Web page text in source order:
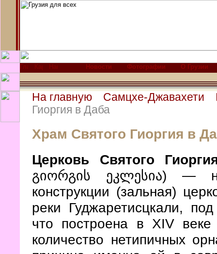
Новости Фотографии О Грузии
На главную Самцхе-Джавахети
Гиоргия в Даба
Храм Святого Гиоргия в
Церковь Святого
გიორგის ეკლესია) —
конструкции (зальная)
реки Гуджаретисцкали,
что построена в XIV
количество нетипичных